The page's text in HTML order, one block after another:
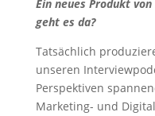
Ein neues Produkt
geht es da?
Tatsächlich
unseren
Perspektiven
Marketing- und